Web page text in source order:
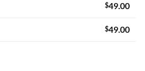
$49.00
$49.00